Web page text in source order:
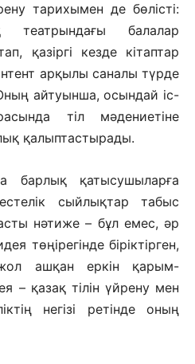
тарихымен де бөлісті:
театрындағы балалар
қазіргі кезде кітаптар
арқылы саналы түрде
айтуынша, осындай іс-
тіл мәдениетіне
қалыптастырады.
барлық қатысушыларға
сыйлықтар табыс
нәтиже – бұл емес, әр
төңірегінде біріктірген,
ашқан еркін қарым-
– қазақ тілін үйрену мен
негізі ретінде оның